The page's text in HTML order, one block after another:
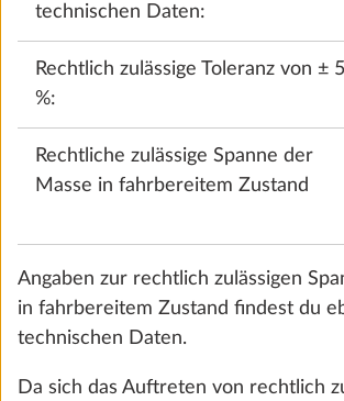
Teppichboden im Wohnraum,
herausnehmbar
technischen Daten:
Rechtlich zulässige Toleranz von ± 5
%:
Rechtliche zulässige Spanne der
Masse in fahrbereitem Zustand
Angaben zur rechtlich zulässigen
in fahrbereitem Zustand findest du
technischen Daten.
Da sich das Auftreten von rechtlich